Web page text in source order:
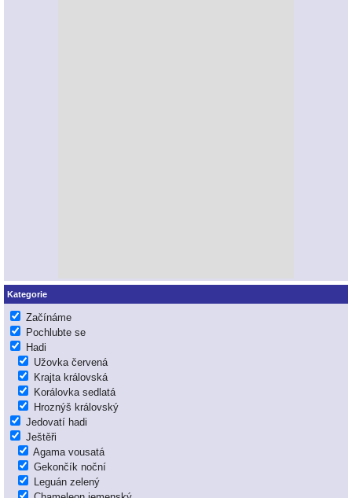
Kategorie
Začínáme
Pochlubte se
Hadi
Užovka červená
Krajta královská
Korálovka sedlatá
Hroznýš královský
Jedovatí hadi
Ještěři
Agama vousatá
Gekončík noční
Leguán zelený